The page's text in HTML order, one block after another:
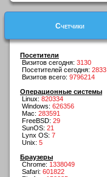
Счетчики
Посетители
Визитов сегодня: 3130
Посетителей сегодня: 2833
Визитов всего: 9796214
Операционные системы
Linux: 820334
Windows: 626356
Mac: 283591
FreeBSD: 29
SunOS: 21
Lynx OS: 7
Unix: 5
Браузеры
Chrome: 1338049
Safari: 601822